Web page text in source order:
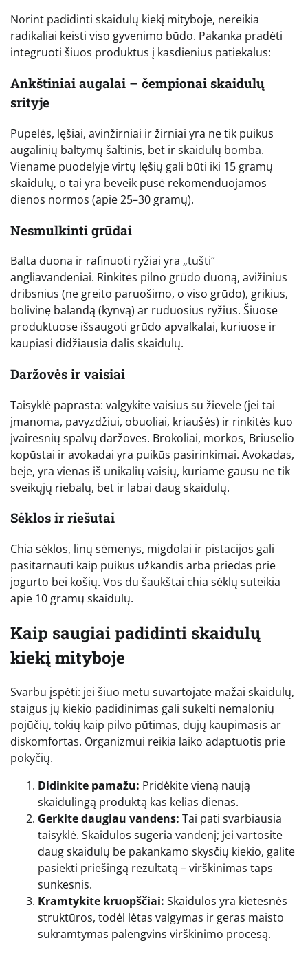
Norint padidinti skaidulų kiekį mityboje, nereikia
radikaliai keisti viso gyvenimo būdo. Pakanka pradėti
integruoti šiuos produktus į kasdienius patiekalus:
Ankštiniai augalai – čempionai skaidulų
srityje
Pupelės, lęšiai, avinžirniai ir žirniai yra ne tik puikus
augalinių baltymų šaltinis, bet ir skaidulų bomba.
Viename puodelyje virtų lęšių gali būti iki 15 gramų
skaidulų, o tai yra beveik pusė rekomenduojamos
dienos normos (apie 25–30 gramų).
Nesmulkinti grūdai
Balta duona ir rafinuoti ryžiai yra „tušti“
angliavandeniai. Rinkitės pilno grūdo duoną, avižinius
dribsnius (ne greito paruošimo, o viso grūdo), grikius,
bolivinę balandą (kynvą) ar ruduosius ryžius. Šiuose
produktuose išsaugoti grūdo apvalkalai, kuriuose ir
kaupiasi didžiausia dalis skaidulų.
Daržovės ir vaisiai
Taisyklė paprasta: valgykite vaisius su žievele (jei tai
įmanoma, pavyzdžiui, obuoliai, kriaušės) ir rinkitės kuo
įvairesnių spalvų daržoves. Brokoliai, morkos, Briuselio
kopūstai ir avokadai yra puikūs pasirinkimai. Avokadas,
beje, yra vienas iš unikalių vaisių, kuriame gausu ne tik
sveikųjų riebalų, bet ir labai daug skaidulų.
Sėklos ir riešutai
Chia sėklos, linų sėmenys, migdolai ir pistacijos gali
pasitarnauti kaip puikus užkandis arba priedas prie
jogurto bei košių. Vos du šaukštai chia sėklų suteikia
apie 10 gramų skaidulų.
Kaip saugiai padidinti skaidulų
kiekį mityboje
Svarbu įspėti: jei šiuo metu suvartojate mažai skaidulų,
staigus jų kiekio padidinimas gali sukelti nemalonių
pojūčių, tokių kaip pilvo pūtimas, dujų kaupimasis ar
diskomfortas. Organizmui reikia laiko adaptuotis prie
pokyčių.
Didinkite pamažu: Pridėkite vieną naują
skaidulingą produktą kas kelias dienas.
Gerkite daugiau vandens: Tai pati svarbiausia
taisyklė. Skaidulos sugeria vandenį; jei vartosite
daug skaidulų be pakankamo skysčių kiekio, galite
pasiekti priešingą rezultatą – virškinimas taps
sunkesnis.
Kramtykite kruopščiai: Skaidulos yra kietesnės
struktūros, todėl lėtas valgymas ir geras maisto
sukramtymas palengvins virškinimo procesą.